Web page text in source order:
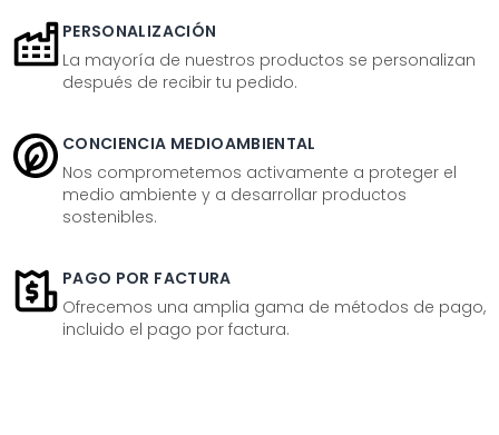
PERSONALIZACIÓN
La mayoría de nuestros productos se personalizan
después de recibir tu pedido.
CONCIENCIA MEDIOAMBIENTAL
Nos comprometemos activamente a proteger el
medio ambiente y a desarrollar productos
sostenibles.
PAGO POR FACTURA
Ofrecemos una amplia gama de métodos de pago,
incluido el pago por factura.